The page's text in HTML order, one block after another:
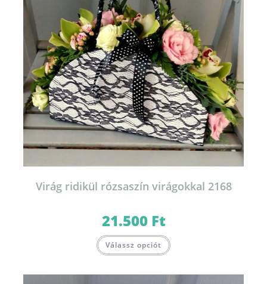
Virág ridikül rózsaszín virágokkal 2168
21.500 Ft
Válassz opciót